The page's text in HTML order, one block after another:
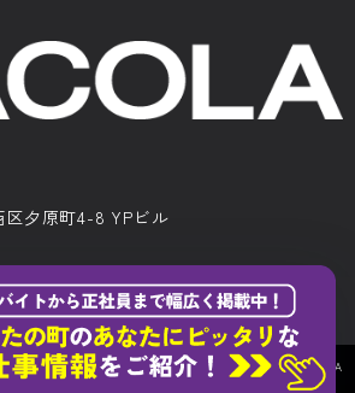
夕原町4-8 YPビル
Copyright © All Rights Reserved.PACOLA